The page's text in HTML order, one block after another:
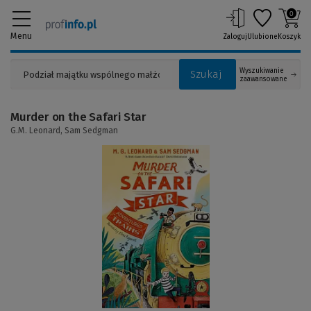
Menu
Szukaj
Wyszukiwanie
zaawansowane
ZalogujUlubione
0
Koszyk
Murder on the Safari Star
G.M. Leonard, Sam Sedgman